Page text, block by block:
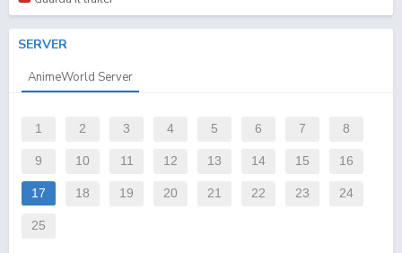
SERVER
AnimeWorld Server
1 2 3 4 5 6 7 8
9 10 11 12 13 14 15 16
17 18 19 20 21 22 23 24
25